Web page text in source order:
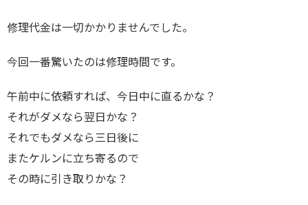
修理代金は一切かかりませんでした。
今回一番驚いたのは修理時間です。
午前中に依頼すれば、今日中に直るかな？
それがダメなら翌日かな？
それでもダメなら三日後に
またケルンに立ち寄るので
その時に引き取りかな？